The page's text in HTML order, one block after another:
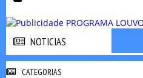
NOTICIAS
CATEGORIAS